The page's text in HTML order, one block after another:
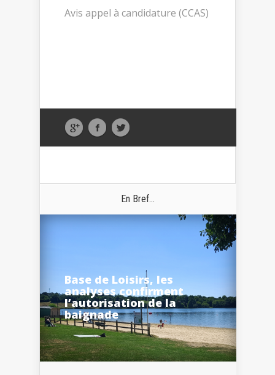
Avis appel à candidature (CCAS)
En Bref...
Base de Loisirs, les
analyses confirment
l’autorisation de la
baignade